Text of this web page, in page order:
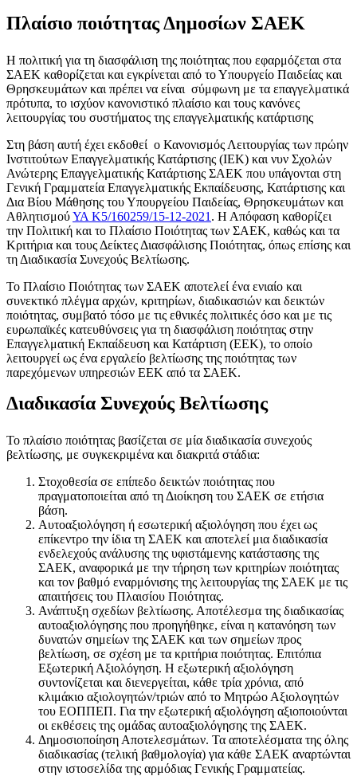
Πλαίσιο ποιότητας Δημοσίων ΣΑΕΚ
Η πολιτική για τη διασφάλιση της ποιότητας που εφαρμόζεται στα
ΣΑΕΚ καθορίζεται και εγκρίνεται από το Υπουργείο Παιδείας και
Θρησκευμάτων και πρέπει να είναι σύμφωνη με τα επαγγελματικά
πρότυπα, το ισχύον κανονιστικό πλαίσιο και τους κανόνες
λειτουργίας του συστήματος της επαγγελματικής κατάρτισης
Στη βάση αυτή έχει εκδοθεί ο Κανονισμός Λειτουργίας των πρώην
Ινστιτούτων Επαγγελματικής Κατάρτισης (ΙΕΚ) και νυν Σχολών
Ανώτερης Επαγγελματικής Κατάρτισης ΣΑΕΚ που υπάγονται στη
Γενική Γραμματεία Επαγγελματικής Εκπαίδευσης, Κατάρτισης και
Δια Βίου Μάθησης του Υπουργείου Παιδείας, Θρησκευμάτων και
ΑθλητισμούΥΑ Κ5/160259/15-12-2021 . Η Απόφαση καθορίζει
την Πολιτική και το Πλαίσιο Ποιότητας των ΣΑΕΚ, καθώς και τα
Κριτήρια και τους Δείκτες Διασφάλισης Ποιότητας, όπως επίσης και
τη Διαδικασία Συνεχούς Βελτίωσης.
Το Πλαίσιο Ποιότητας των ΣΑΕΚ αποτελεί ένα ενιαίο και
συνεκτικό πλέγμα αρχών, κριτηρίων, διαδικασιών και δεικτών
ποιότητας, συμβατό τόσο με τις εθνικές πολιτικές όσο και με τις
ευρωπαϊκές κατευθύνσεις για τη διασφάλιση ποιότητας στην
Επαγγελματική Εκπαίδευση και Κατάρτιση (ΕΕΚ), το οποίο
λειτουργεί ως ένα εργαλείο βελτίωσης της ποιότητας των
παρεχόμενων υπηρεσιών ΕΕΚ από τα ΣΑΕΚ.
Διαδικασία Συνεχούς Βελτίωσης
Το πλαίσιο ποιότητας βασίζεται σε μία διαδικασία συνεχούς
βελτίωσης, με συγκεκριμένα και διακριτά στάδια:
Στοχοθεσία σε επίπεδο δεικτών ποιότητας που
πραγματοποιείται από τη Διοίκηση του ΣΑΕΚ σε ετήσια
βάση.
Αυτοαξιολόγηση ή εσωτερική αξιολόγηση που έχει ως
επίκεντρο την ίδια τη ΣΑΕΚ και αποτελεί μια διαδικασία
ενδελεχούς ανάλυσης της υφιστάμενης κατάστασης της
ΣΑΕΚ, αναφορικά με την τήρηση των κριτηρίων ποιότητας
και τον βαθμό εναρμόνισης της λειτουργίας της ΣΑΕΚ με τις
απαιτήσεις του Πλαισίου Ποιότητας.
Ανάπτυξη σχεδίων βελτίωσης. Αποτέλεσμα της διαδικασίας
αυτοαξιολόγησης που προηγήθηκε, είναι η κατανόηση των
δυνατών σημείων της ΣΑΕΚ και των σημείων προς
βελτίωση, σε σχέση με τα κριτήρια ποιότητας. Επιτόπια
Εξωτερική Αξιολόγηση. Η εξωτερική αξιολόγηση
συντονίζεται και διενεργείται, κάθε τρία χρόνια, από
κλιμάκιο αξιολογητών/τριών από το Μητρώο Αξιολογητών
του ΕΟΠΠΕΠ. Για την εξωτερική αξιολόγηση αξιοποιούνται
οι εκθέσεις της ομάδας αυτοαξιολόγησης της ΣΑΕΚ.
Δημοσιοποίηση Αποτελεσμάτων. Τα αποτελέσματα της όλης
διαδικασίας (τελική βαθμολογία) για κάθε ΣΑΕΚ αναρτώνται
στην ιστοσελίδα της αρμόδιας Γενικής Γραμματείας.